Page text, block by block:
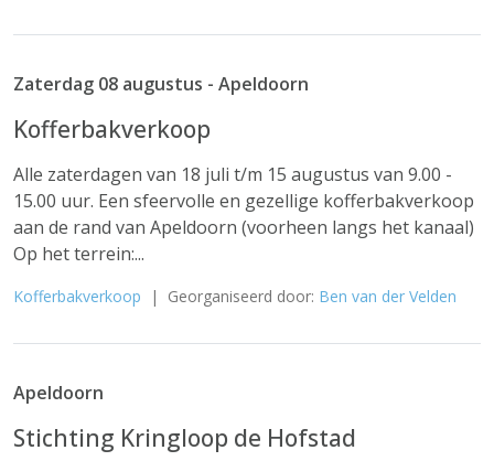
Zaterdag 08 augustus - Apeldoorn
Kofferbakverkoop
Alle zaterdagen van 18 juli t/m 15 augustus van 9.00 -
15.00 uur. Een sfeervolle en gezellige kofferbakverkoop
aan de rand van Apeldoorn (voorheen langs het kanaal)
Op het terrein:...
Kofferbakverkoop | Georganiseerd door: Ben van der Velden
Apeldoorn
Stichting Kringloop de Hofstad